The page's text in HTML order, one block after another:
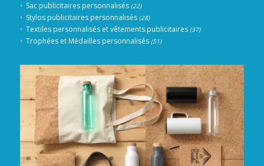
Sac publicitaires personnalisés (22)
Stylos publicitaires personnalisés (28)
Textiles personnalisés et vêtements publicitaires (37)
Trophées et Médailles personnalisés (51)